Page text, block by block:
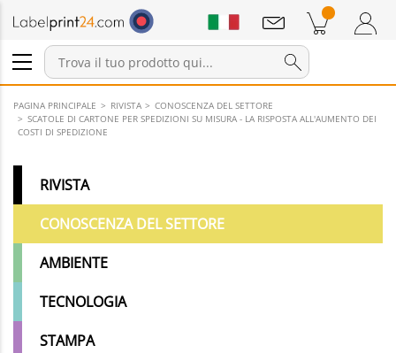
Accedi / Registrati
Prodotti nel carrello
Annunci
PAGINA PRINCIPALE RIVISTA
CONOSCENZA DEL SETTORE
SCATOLE DI CARTONE PER SPEDIZIONI SU MISURA - LA RISPOSTA ALL'AUMENTO DEI
COSTI DI SPEDIZIONE
RIVISTA
CONOSCENZA DEL SETTORE
AMBIENTE
TECNOLOGIA
STAMPA